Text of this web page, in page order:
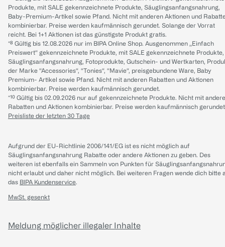
Produkte, mit SALE gekennzeichnete Produkte, Säuglingsanfangsnahrung,
Baby-Premium-Artikel sowie Pfand. Nicht mit anderen Aktionen und
kombinierbar. Preise werden kaufmännisch gerundet. Solange der Vorrat
reicht. Bei 1+1 Aktionen ist das günstigste Produkt gratis.
*⁸ Gültig bis 12.08.2026 nur im BIPA Online Shop. Ausgenommen „Einfach
Preiswert“ gekennzeichnete Produkte, mit SALE gekennzeichnete Produkte,
Säuglingsanfangsnahrung, Fotoprodukte, Gutschein- und Wertkarten,
der Marke “Accessories“, “Tonies“, “Mavie“, preisgebundene Ware, Baby
Premium- Artikel sowie Pfand. Nicht mit anderen Rabatten und Aktionen
kombinierbar. Preise werden kaufmännisch gerundet.
*¹⁰ Gültig bis 02.09.2026 nur auf gekennzeichnete Produkte. Nicht mit
Rabatten und Aktionen kombinierbar. Preise werden kaufmännisch
Preisliste der letzten 30 Tage
Aufgrund der EU-Richtlinie 2006/141/EG ist es nicht möglich auf
Säuglingsanfangsnahrung Rabatte oder andere Aktionen zu geben. Des
weiteren ist ebenfalls ein Sammeln von Punkten für
nicht erlaubt und daher nicht möglich. Bei weiteren Fragen wende dich bitte
das BIPA Kundenservice.
MwSt. gesenkt
Meldung möglicher illegaler Inhalte